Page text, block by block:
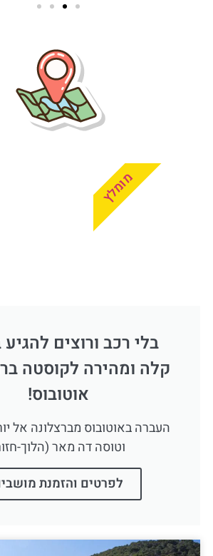
בלי רכב ורוצים
קלה ומהירה לקוסטה
אוטובוס!
העברה באוטובוס מברצלונה אל
וטוסה דה מאר (הלוך-
לפרטים והזמנת
מומלץ